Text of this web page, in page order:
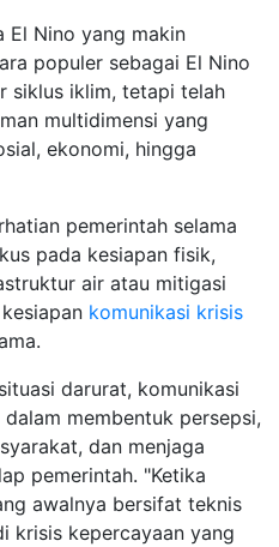
El Nino yang makin
populer sebagai El Nino
siklus iklim, tetapi telah
multidimensi yang
ekonomi, hingga
pemerintah selama
pada kesiapan fisik,
air atau mitigasi
komunikasi krisis
darurat, komunikasi
membentuk persepsi,
dan menjaga
pemerintah. "Ketika
awalnya bersifat teknis
krisis kepercayaan yang